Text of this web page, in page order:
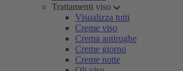
Trattamenti viso
Visualizza tutti
Creme viso
Crema antirughe
Creme giorno
Creme notte